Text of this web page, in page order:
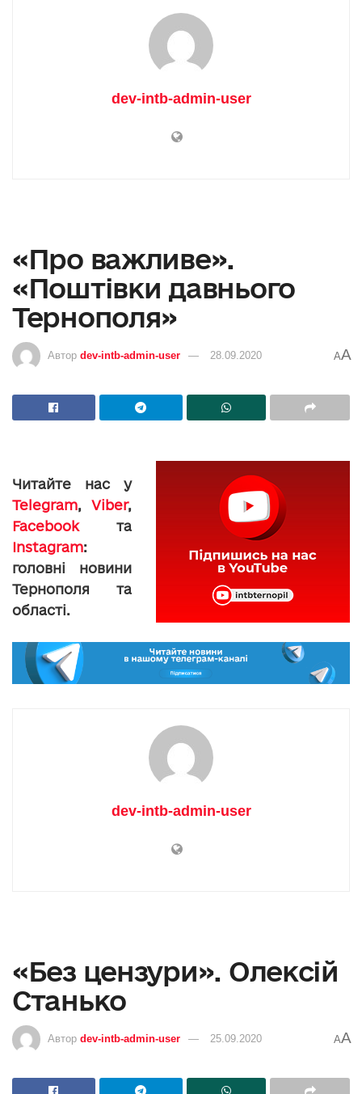
dev-intb-admin-user
«Про важливе».
«Поштівки давнього
Тернополя»
Автор dev-intb-admin-user 28.09.2020 AA
Читайте нас у
Telegram, Viber,
Facebookта
Instagram:
головні новини
Тернополя та
області.
dev-intb-admin-user
«Без цензури». Олексій
Станько
Автор dev-intb-admin-user 25.09.2020 AA